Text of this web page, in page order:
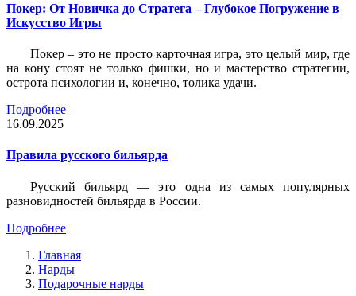
Покер: От Новичка до Стратега – Глубокое Погружение в
Искусство Игры
Покер – это не просто карточная игра, это целый мир, где
на кону стоят не только фишки, но и мастерство стратегии,
острота психологии и, конечно, толика удачи.
Подробнее
16.09.2025
Правила русского бильярда
Русский бильярд — это одна из самых популярных
разновидностей бильярда в России.
Подробнее
Главная
Нарды
Подарочные нарды